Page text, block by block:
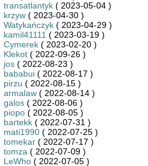
transatlantyk( 2023-05-04 )
krzyw( 2023-04-30 )
Watykańczyk( 2023-04-29 )
kamil41111 ( 2023-03-19 )
Cymerek( 2023-02-20 )
Klekot( 2022-09-26 )
jos( 2022-08-23 )
bababui( 2022-08-17 )
pirzu ( 2022-08-15 )
armalaw( 2022-08-14 )
galos( 2022-08-06 )
piopo( 2022-08-05 )
bartekk( 2022-07-31 )
mati1990( 2022-07-25 )
tomekar( 2022-07-17 )
tomza ( 2022-07-09 )
LeWho( 2022-07-05 )